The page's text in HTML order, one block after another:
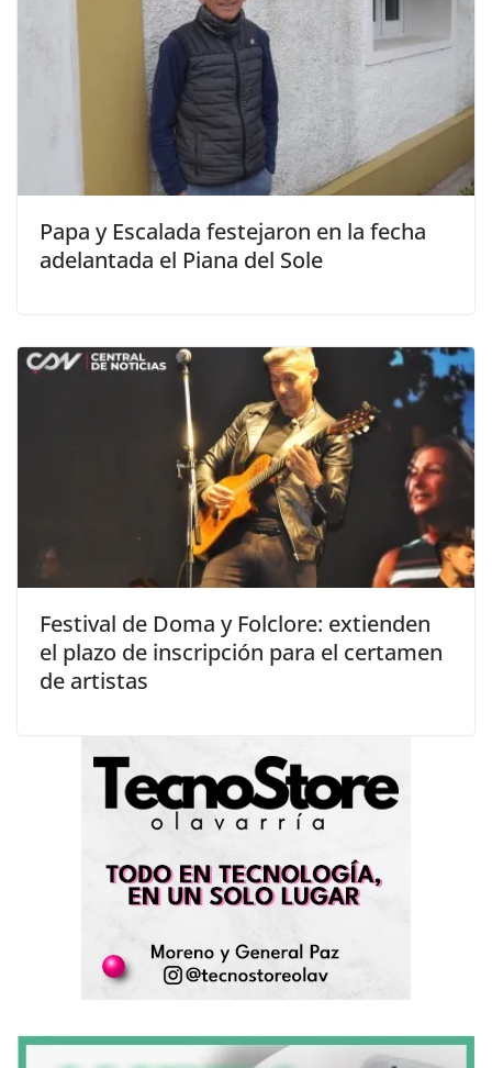
Papa y Escalada festejaron en la fecha
adelantada el Piana del Sole
Festival de Doma y Folclore: extienden
el plazo de inscripción para el certamen
de artistas